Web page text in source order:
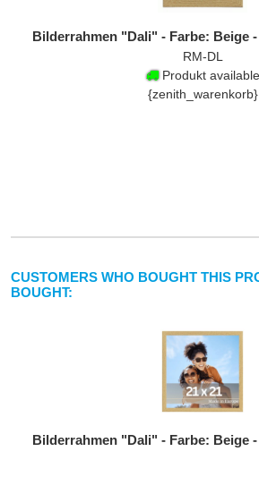
Bilderrahmen "Dali" - Farbe: Beige
RM-DL
Produkt available
{zenith_warenkorb}
CUSTOMERS WHO BOUGHT THIS
BOUGHT:
Bilderrahmen "Dali" - Farbe: Beige